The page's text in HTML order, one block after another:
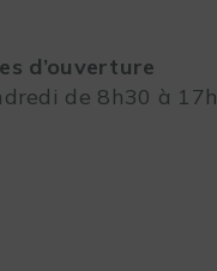
d’ouverture
de 8h30 à 17h